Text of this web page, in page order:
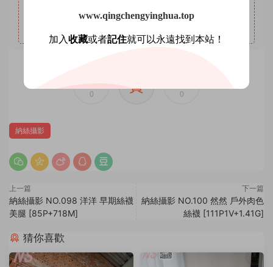
VIP優勢量大管飽。(注意：注冊登陸後在個人中心充值星鑽
0 賞 0
納絲攝影
上一篇
納絲攝影 NO.098 洋洋 早期絲襪
美腿 [85P+718M]
下一篇
納絲攝影 NO.100 然然 戶外肉色
絲襪 [111P1V+1.41G]
猜你喜歡
www.qingchengyinghua.top
加入收藏或者記住就可以永遠找到本站！